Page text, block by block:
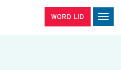
WORD LID